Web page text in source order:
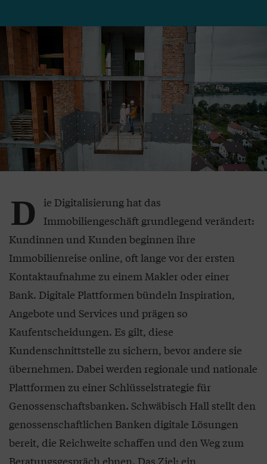
D ie Digitalisierung hat das
Immobiliengeschäft grundlegend verändert:
Kundinnen und Kunden beginnen ihre
Immobilienreise online, oft lange vor der ersten
Kontaktaufnahme zu einem Makler oder einer
Bank. Digitale Plattformen bündeln Inspiration,
Angebote und Services und prägen so
Kaufentscheidungen. Es gilt, diese
Kundenschnittstelle zu sichern, bevor andere sie
übernehmen. Dabei werden regionale und nationale
Plattformen zu einer Schlüsselstrategie für
Genossenschaftsbanken. Schwäbisch Hall stellt den
genossenschaftlichen Banken digitale Lösungen
bereit, die Reichweite schaffen und den Weg zum
Beratungsgespräch ebnen. Das Ziel: ein